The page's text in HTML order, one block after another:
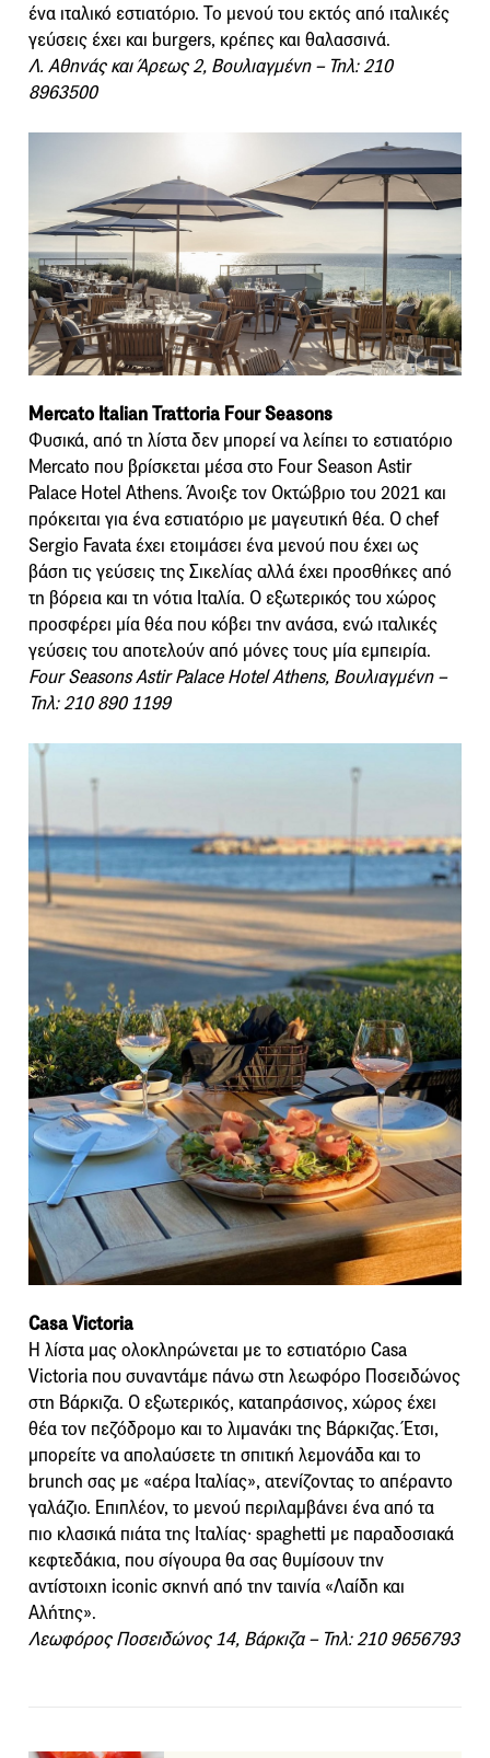
ένα ιταλικό εστιατόριο. Το μενού του εκτός από ιταλικές
γεύσεις έχει και burgers, κρέπες και θαλασσινά.
Λ. Αθηνάς και Άρεως 2, Βουλιαγμένη – Τηλ: 210
8963500
Μercato Italian Trattoria Four Seasons
Φυσικά, από τη λίστα δεν μπορεί να λείπει το εστιατόριο
Mercato που βρίσκεται μέσα στο Four Season Astir
Palace Hotel Athens. Άνοιξε τον Οκτώβριο του 2021 και
πρόκειται για ένα εστιατόριο με μαγευτική θέα. Ο chef
Sergio Favata έχει ετοιμάσει ένα μενού που έχει ως
βάση τις γεύσεις της Σικελίας αλλά έχει προσθήκες από
τη βόρεια και τη νότια Ιταλία. O εξωτερικός του χώρος
προσφέρει μία θέα που κόβει την ανάσα, ενώ ιταλικές
γεύσεις του αποτελούν από μόνες τους μία εμπειρία.
Four Seasons Αstir Palace Hotel Athens, Βουλιαγμένη –
Τηλ: 210 890 1199
Casa Victoria
Η λίστα μας ολοκληρώνεται με το εστιατόριο Casa
Victoria που συναντάμε πάνω στη λεωφόρο Ποσειδώνος
στη Βάρκιζα. Ο εξωτερικός, καταπράσινος, χώρος έχει
θέα τον πεζόδρομο και το λιμανάκι της Βάρκιζας. Έτσι,
μπορείτε να απολαύσετε τη σπιτική λεμονάδα και το
brunch σας με «αέρα Ιταλίας», ατενίζοντας το απέραντο
γαλάζιο. Επιπλέον, το μενού περιλαμβάνει ένα από τα
πιο κλασικά πιάτα της Ιταλίας∙ spaghetti με παραδοσιακά
κεφτεδάκια, που σίγουρα θα σας θυμίσουν την
αντίστοιχη iconic σκηνή από την ταινία «Λαίδη και
Αλήτης».
Λεωφόρος Ποσειδώνος 14, Βάρκιζα – Τηλ: 210 9656793